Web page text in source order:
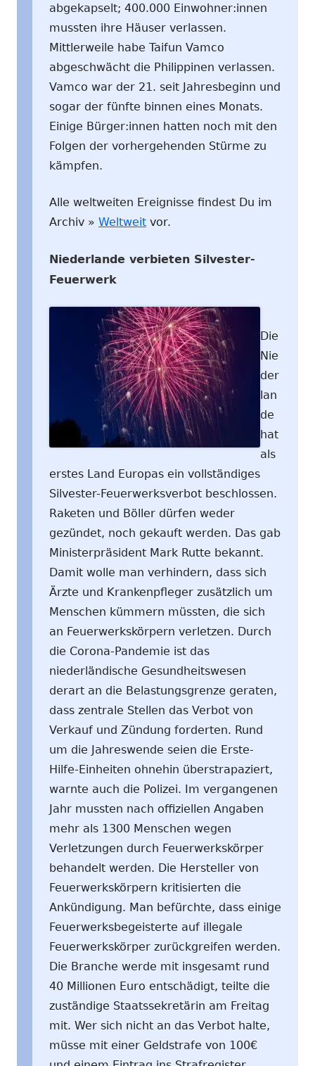
abgekapselt; 400.000 Einwohner:innen
mussten ihre Häuser verlassen.
Mittlerweile habe Taifun Vamco
abgeschwächt die Philippinen verlassen.
Vamco war der 21. seit Jahresbeginn und
sogar der fünfte binnen eines Monats.
Einige Bürger:innen hatten noch mit den
Folgen der vorhergehenden Stürme zu
kämpfen.
Alle weltweiten Ereignisse findest Du im
Archiv » Weltweit vor.
Niederlande verbieten Silvester-
Feuerwerk
Die
Nie
der
lan
de
hat
als
erstes Land Europas ein vollständiges
Silvester-Feuerwerksverbot beschlossen.
Raketen und Böller dürfen weder
gezündet, noch gekauft werden. Das gab
Ministerpräsident Mark Rutte bekannt.
Damit wolle man verhindern, dass sich
Ärzte und Krankenpfleger zusätzlich um
Menschen kümmern müssten, die sich
an Feuerwerkskörpern verletzen. Durch
die Corona-Pandemie ist das
niederländische Gesundheitswesen
derart an die Belastungsgrenze geraten,
dass zentrale Stellen das Verbot von
Verkauf und Zündung forderten. Rund
um die Jahreswende seien die Erste-
Hilfe-Einheiten ohnehin überstrapaziert,
warnte auch die Polizei. Im vergangenen
Jahr mussten nach offiziellen Angaben
mehr als 1300 Menschen wegen
Verletzungen durch Feuerwerkskörper
behandelt werden. Die Hersteller von
Feuerwerkskörpern kritisierten die
Ankündigung. Man befürchte, dass einige
Feuerwerksbegeisterte auf illegale
Feuerwerkskörper zurückgreifen werden.
Die Branche werde mit insgesamt rund
40 Millionen Euro entschädigt, teilte die
zuständige Staatssekretärin am Freitag
mit. Wer sich nicht an das Verbot halte,
müsse mit einer Geldstrafe von 100€